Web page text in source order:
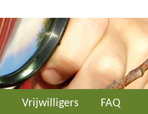
Vrijwilligers FAQ